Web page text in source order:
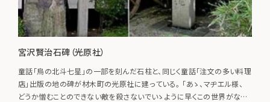
宮沢賢治石碑（光原社）
童話「烏の北斗七星」の一部を刻んだ石柱と、同じく童話「注文の多い料理
店」出版の地の碑が材木町の光原社に建っている。 「あゝ、マヂエル様、
どうか憎むことのできない敵を殺さないでいゝように早くこの世界がなり